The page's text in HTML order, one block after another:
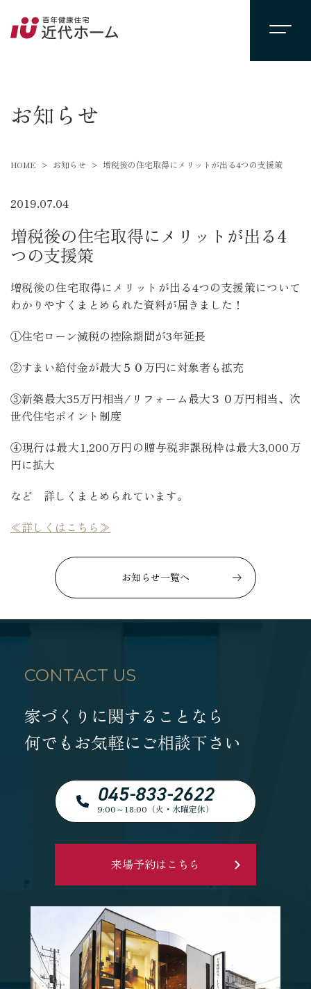
お知らせ
HOME お知らせ 増税後の住宅取得にメリットが出る4つの支援策
2019.07.04
増税後の住宅取得にメリットが出る4
つの支援策
増税後の住宅取得にメリットが出る4つの支援策について
わかりやすくまとめられた資料が届きました！
①住宅ローン減税の控除期間が3年延長
②すまい給付金が最大５０万円に対象者も拡充
③新築最大35万円相当/リフォーム最大３０万円相当、次
世代住宅ポイント制度
④現行は最大1,200万円の贈与税非課税枠は最大3,000万
円に拡大
など 詳しくまとめられています。
≪詳しくはこちら≫
お知らせ一覧へ
CONTACT US
家づくりに関することなら
何でもお気軽にご相談下さい
045-833-2622
9:00～18:00（火・水曜定休）
来場予約はこちら